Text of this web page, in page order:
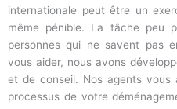
internationale peut être un
même pénible. La tâche peu
personnes qui ne savent pas
vous aider, nous avons
et de conseil. Nos agents vous
processus de votre